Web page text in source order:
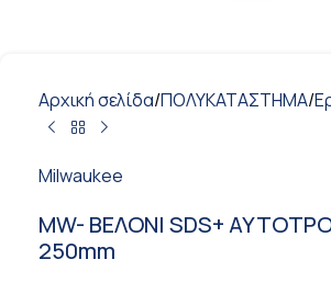
Αρχική σελίδα/ΠΟΛΥΚΑΤΑΣΤΗΜΑ/
Milwaukee
MW- ΒΕΛΟΝΙ SDS+
250mm